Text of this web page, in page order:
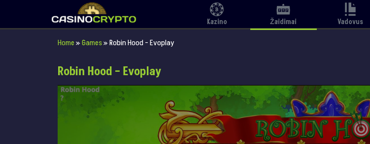
Kazino Žaidimai Vadovus
Home»Games»Robin Hood – Evoplay
Robin Hood – Evoplay